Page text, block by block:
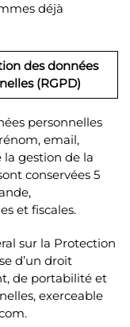
déjà
des données
(RGPD)
personnelles
email,
la gestion de la
conservées 5
et fiscales.
sur la Protection
d’un droit
de portabilité et
exerceable